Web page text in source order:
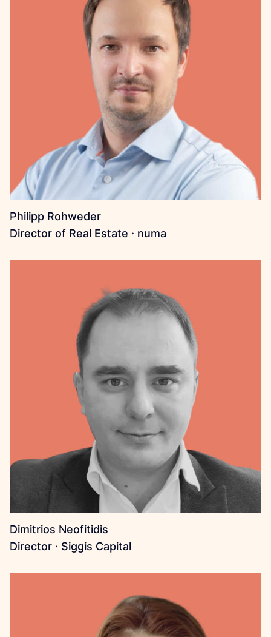
Philipp Rohweder
Director of Real Estate · numa
Dimitrios Neofitidis
Director · Siggis Capital